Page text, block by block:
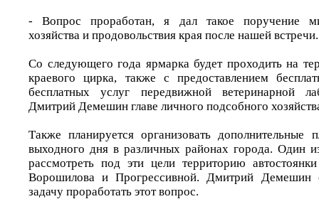
- Вопрос проработан, я дал такое поручение
хозяйства и продовольствия края после нашей встречи.
Со следующего года ярмарка будет проходить на
краевого цирка, также с предоставлением
бесплатных услуг передвижной ветеринарной
Дмитрий Демешин главе личного подсобного
Также планируется организовать дополнительные
выходного дня в различных районах города. Один
рассмотреть под эти цели территорию
Ворошилова и Прогрессивной. Дмитрий Демешин
задачу проработать этот вопрос.